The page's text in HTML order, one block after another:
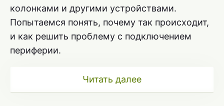
колонками и другими устройствами.
Попытаемся понять, почему так происходит,
и как решить проблему с подключением
периферии.
Читать далее